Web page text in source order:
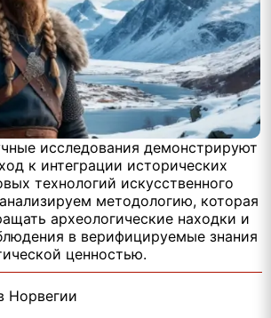
исследования демонстрируют
к интеграции исторических
технологий искусственного
методологию, которая
археологические находки и
в верифицируемые знания
ценностью.
Норвегии